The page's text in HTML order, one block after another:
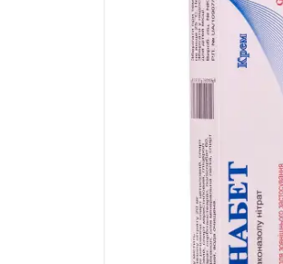
Краса та догляд ›
Вітаміни та добавки ›
Щоденна гігієна ›
Для дітей та мам ›
Товари для дому ›
Косметика CODERMA KIDS